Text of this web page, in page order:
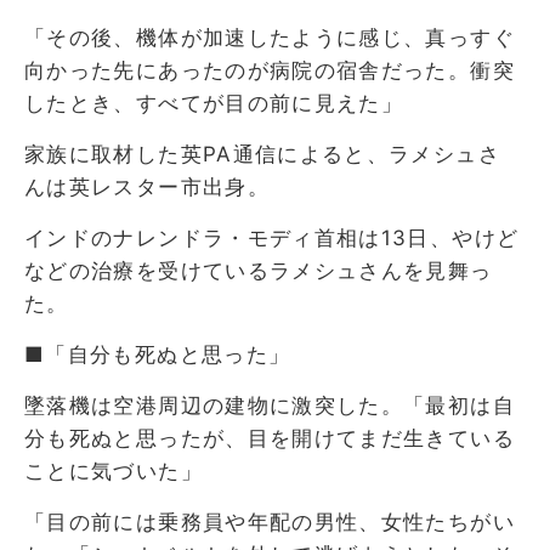
「その後、機体が加速したように感じ、真っすぐ
向かった先にあったのが病院の宿舎だった。衝突
したとき、すべてが目の前に見えた」
家族に取材した英PA通信によると、ラメシュさ
んは英レスター市出身。
インドのナレンドラ・モディ首相は13日、やけど
などの治療を受けているラメシュさんを見舞っ
た。
■「自分も死ぬと思った」
墜落機は空港周辺の建物に激突した。「最初は自
分も死ぬと思ったが、目を開けてまだ生きている
ことに気づいた」
「目の前には乗務員や年配の男性、女性たちがい